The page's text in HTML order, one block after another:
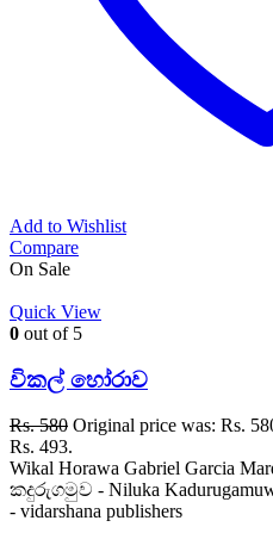
Add to Wishlist
Compare
On Sale
Quick View
0 out of 5
විකල් හෝරාව
Rs.580 Original price was: Rs.
Rs. 493.
Wikal Horawa Gabriel Garcia
කදුරුගමුව - Niluka
- vidarshana publishers